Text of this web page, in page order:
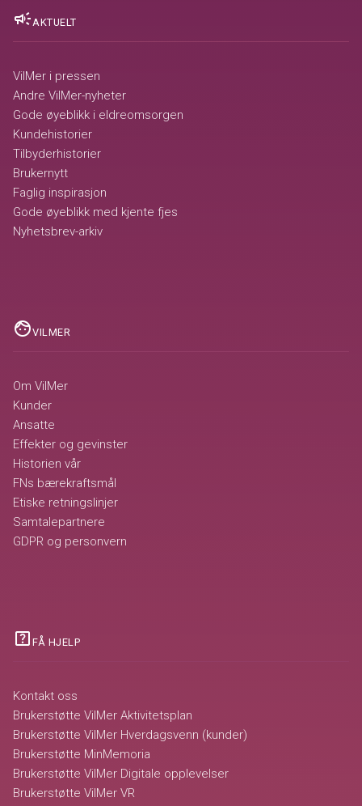
campaign AKTUELT
VilMer i pressen
Andre VilMer-nyheter
Gode øyeblikk i eldreomsorgen
Kundehistorier
Tilbyderhistorier
Brukernytt
Faglig inspirasjon
Gode øyeblikk med kjente fjes
Nyhetsbrev-arkiv
faceVILMER
Om VilMer
Kunder
Ansatte
Effekter og gevinster
Historien vår
FNs bærekraftsmål
Etiske retningslinjer
Samtalepartnere
GDPR og personvern
help_center FÅ HJELP
Kontakt oss
Brukerstøtte VilMer Aktivitetsplan
Brukerstøtte VilMer Hverdagsvenn (kunder)
Brukerstøtte MinMemoria
Brukerstøtte VilMer Digitale opplevelser
Brukerstøtte VilMer VR